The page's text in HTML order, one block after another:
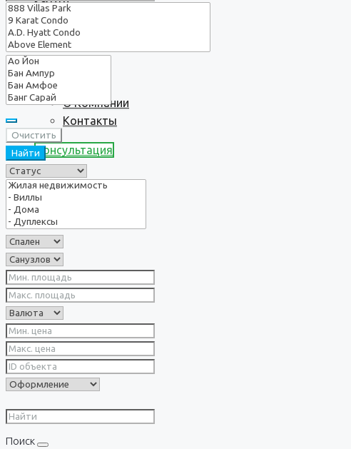
О нас
О Компании
Контакты
Консультация
Очистить
Найти
Поиск